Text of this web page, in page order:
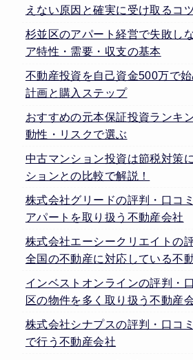
えない原因と確実に受け取るコ
杉並区のアパート経営で失敗し
ア特性・需要・収支の基本
不動産投資を自己資金500万で
計画と購入ステップ
おすすめの元本保証投資ランキ
動性・リスクで選ぶ
中古マンション投資は節税対策
ションとの比較で解説！
株式会社グリードの評判・口コ
アパートを取り扱う不動産会社
株式会社エーシークリエイトの
全国の不動産に対応している不
インベストオンラインの評判・
区の物件を多く取り扱う不動産
株式会社シナプスの評判・口コ
で行う不動産会社